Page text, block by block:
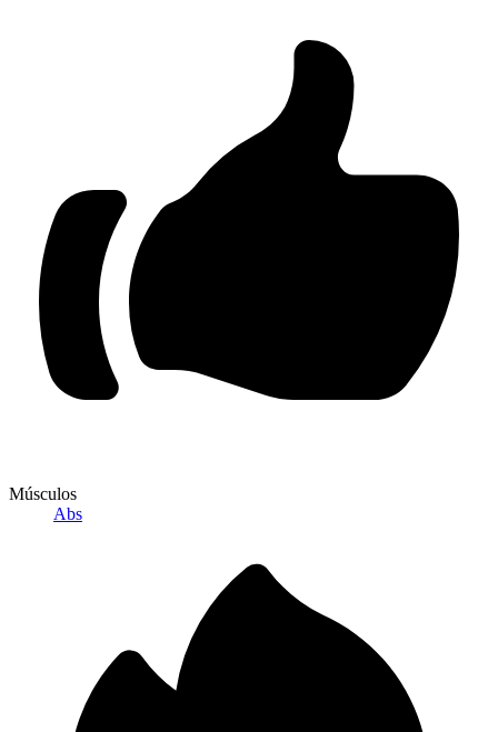
Músculos
Abs